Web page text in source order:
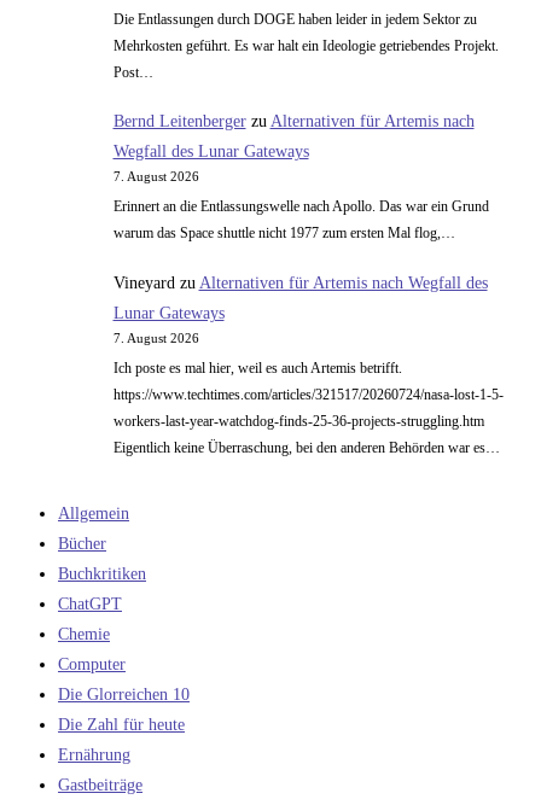
Die Entlassungen durch DOGE haben leider in jedem Sektor zu
Mehrkosten geführt. Es war halt ein Ideologie getriebendes Projekt.
Post…
Bernd Leitenbergerzu Alternativen für Artemis nach
Wegfall des Lunar Gateways
7. August 2026
Erinnert an die Entlassungswelle nach Apollo. Das war ein Grund
warum das Space shuttle nicht 1977 zum ersten Mal flog,…
Vineyard zu Alternativen für Artemis nach Wegfall des
Lunar Gateways
7. August 2026
Ich poste es mal hier, weil es auch Artemis betrifft.
https://www.techtimes.com/articles/321517/20260724/nasa-lost-1-5-
workers-last-year-watchdog-finds-25-36-projects-struggling.htm
Eigentlich keine Überraschung, bei den anderen Behörden war es…
Allgemein
Bücher
Buchkritiken
ChatGPT
Chemie
Computer
Die Glorreichen 10
Die Zahl für heute
Ernährung
Gastbeiträge